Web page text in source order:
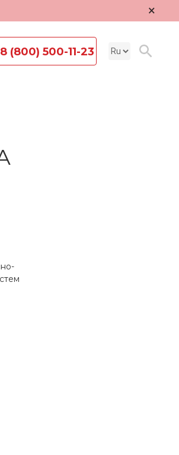
×
8 (800) 500-11-23